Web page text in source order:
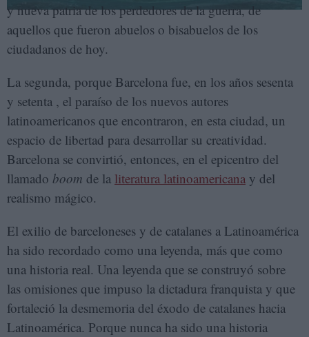
y nueva patria de los perdedores de la guerra, de
aquellos que fueron abuelos o bisabuelos de los
ciudadanos de hoy.
La segunda, porque Barcelona fue, en los años sesenta
y setenta , el paraíso de los nuevos autores
latinoamericanos que encontraron, en esta ciudad, un
espacio de libertad para desarrollar su creatividad.
Barcelona se convirtió, entonces, en el epicentro del
llamado boom de la literatura latinoamericana y del
realismo mágico.
El exilio de barceloneses y de catalanes a Latinoamérica
ha sido recordado como una leyenda, más que como
una historia real. Una leyenda que se construyó sobre
las omisiones que impuso la dictadura franquista y que
fortaleció la desmemoria del éxodo de catalanes hacia
Latinoamérica. Porque nunca ha sido una historia